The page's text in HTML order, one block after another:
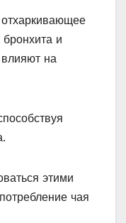
и
влияют на
этими
чая